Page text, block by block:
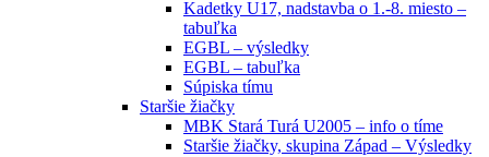
Kadetky U17, nadstavba o 1.-8. miesto –
tabuľka
EGBL – výsledky
EGBL – tabuľka
Súpiska tímu
Staršie žiačky
MBK Stará Turá U2005 – info o tíme
Staršie žiačky, skupina Západ – Výsledky